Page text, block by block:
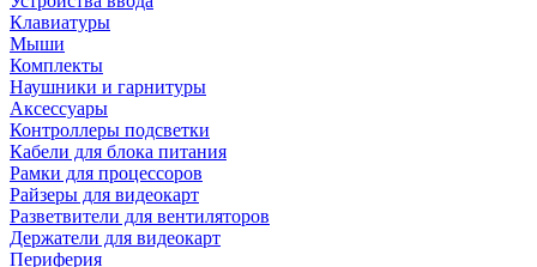
Клавиатуры
Мыши
Комплекты
Наушники и гарнитуры
Аксессуары
Контроллеры подсветки
Кабели для блока питания
Рамки для процессоров
Райзеры для видеокарт
Разветвители для вентиляторов
Держатели для видеокарт
Периферия